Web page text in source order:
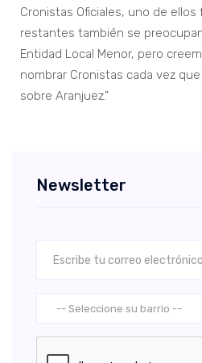
Cronistas Oficiales, uno de
restantes también se
Entidad Local Menor, pero
nombrar Cronistas cada vez
sobre Aranjuez.”
Newsletter